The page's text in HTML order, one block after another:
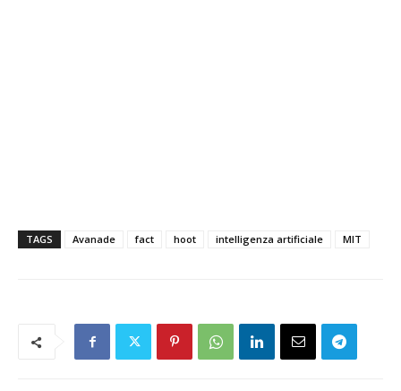
TAGS Avanade fact hoot intelligenza artificiale MIT